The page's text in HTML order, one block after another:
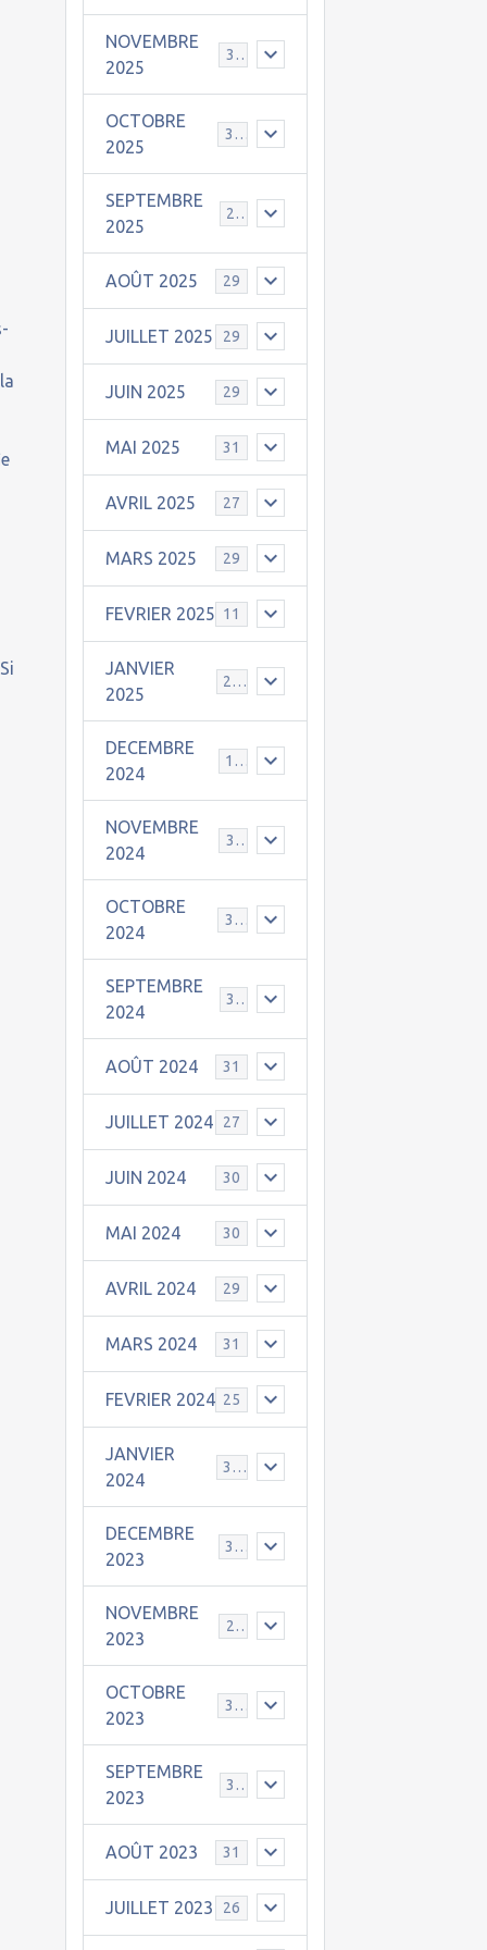
NOVEMBRE
2025
30
OCTOBRE
2025
31
SEPTEMBRE
2025
25
AOÛT 2025 29
JUILLET 2025 29
JUIN 2025 29
MAI 2025 31
AVRIL 2025 27
MARS 2025 29
FEVRIER 2025 11
JANVIER
2025
25
DECEMBRE
2024
19
NOVEMBRE
2024
30
OCTOBRE
2024
31
SEPTEMBRE
2024
30
AOÛT 2024 31
JUILLET 2024 27
JUIN 2024 30
MAI 2024 30
AVRIL 2024 29
MARS 2024 31
FEVRIER 2024 25
JANVIER
2024
30
DECEMBRE
2023
31
NOVEMBRE
2023
24
OCTOBRE
2023
31
SEPTEMBRE
2023
30
AOÛT 2023 31
JUILLET 2023 26